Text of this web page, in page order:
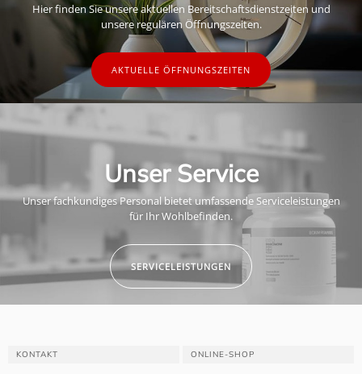
Hier finden Sie unsere aktuellen Bereitschaftsdienstzeiten und
unsere regulären Öffnungszeiten.
AKTUELLE ÖFFNUNGSZEITEN
Unser Service
Unser fachkundiges Personal bietet umfassende Serviceleistungen
für Ihr Wohlbefinden.
SERVICELEISTUNGEN
KONTAKT ONLINE-SHOP